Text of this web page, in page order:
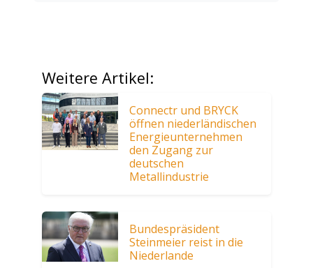
Weitere Artikel:
Connectr und BRYCK
öffnen niederländischen
Energieunternehmen
den Zugang zur
deutschen
Metallindustrie
Bundespräsident
Steinmeier reist in die
Niederlande